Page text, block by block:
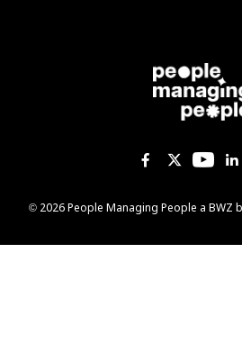
Like us on
Follow
© 2026 People Managing People a BWZ